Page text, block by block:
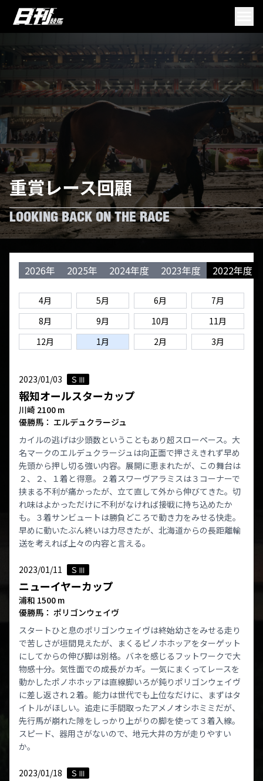
重賞レース回顧
LOOKING BACK ON THE RACE
2026年 2025年 2024年度 2023年度 2022年度
4月 5月 6月
7月
8月
9月 10月
11月
12月
1月 2月 3月
2023/01/03 ＳⅢ
報知オールスターカップ
川崎 2100 m
優勝馬： エルデュクラージュ
カイルの逃げは少頭数ということもあり超スローペース。大
名マークのエルデュクラージュは向正面で押さえきれず早め
先頭から押し切る強い内容。展開に恵まれたが、この舞台は
２、２、１着と得意。２着スワーヴアラミスは３コーナーで
挟まる不利が痛かったが、立て直して外から伸びてきた。切
れ味はよかっただけに不利がなければ接戦に持ち込めたか
も。３着サンビュートは勝負どころで動き力をみせる快走。
早めに動いたぶん終いは力尽きたが、北海道からの長距離輸
送を考えれば上々の内容と言える。
2023/01/11 ＳⅢ
ニューイヤーカップ
浦和 1500 m
優勝馬： ポリゴンウェイヴ
スタートひと息のポリゴンウェイヴは終始幼さをみせる走り
で苦しさが垣間見えたが、まくるピノホホッアをターゲット
にしてからの伸び脚は別格。バネを感じるフットワークで大
物感十分。気性面での成長がカギ。一気にまくってレースを
動かしたポノホホッアは直線脚いろが鈍りポリゴンウェイヴ
に差し返され２着。能力は世代でも上位なだけに、まずはタ
イトルがほしい。追走に手間取ったアメノオシホミミだが、
先行馬が崩れた隙をしっかり上がりの脚を使って３着入線。
スピード、器用さがないので、地元大井の方が走りやすい
か。
2023/01/18 ＳⅢ